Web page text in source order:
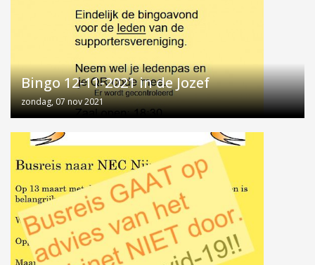
Bingo 12-11-2021 in de Jozef
zondag, 07 nov 2021